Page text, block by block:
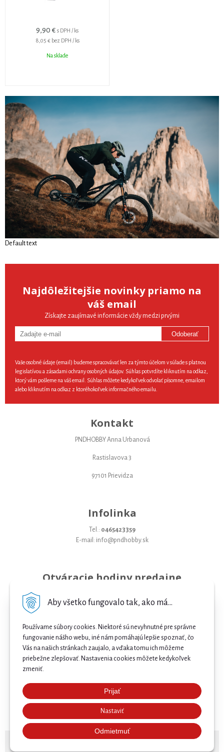
Aby všetko fungovalo tak, ako má...
Používame súbory cookies. Niektoré sú nevyhnutné pre správne
fungovanie nášho webu, iné nám pomáhajú lepšie spoznať, čo
Vás na našich stránkach zaujalo, a vďaka tomu ich môžeme
priebežne zlepšovať. Nastavenia cookies môžete kedykoľvek
zmeniť.
Prijať
Nastaviť
Odmietmuť
9,90 € s DPH / ks
8,05 € bez DPH / ks
Na sklade
Default text
Najdôležitejšie novinky priamo na
váš email
Získajte zaujímavé informácie vždy medzi prvými
Odoberať
Vaše osobné údaje (email) budeme spracovávať len za týmto účelom v súlade s platnou
legislatívou a zásadami ochrany osobných údajov. Súhlas potvrdíte kliknutím na odkaz,
ktorý vám pošleme na váš email. Súhlas môžete kedykoľvek odvolať písomne, emailom
alebo kliknutím na odkaz z ktoréhokoľvek informačného emailu.
Kontakt
PNDHOBBY Anna Urbanová
Rastislavova 3
97101 Prievidza
Infolinka
Tel.: 0465423359
E-mail: info@pndhobby.sk
Otváracie hodiny predajne
Streda 09-17
Štvrtok 09-17
Sobota 09-12
Nedeľa Zatvorené
© 2026 Bicykle, E-bicykle a Servis Prievidza •NextShop&e-shop Pohoda Connectorby
Najnižšia cena .
Našli ste nižšiu cenu e-biku? Prekonáme ju! 🔥 Pošlite
nám ponuku a získajte ešte lepšiu cenu. 🚴⚡